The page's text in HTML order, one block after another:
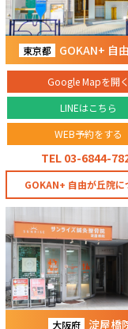
東京都 GOKAN+ 自
Google Mapを開く
LINEはこちら
WEB予約をする
TEL 03-6844-
GOKAN+ 自由が丘院に
大阪府 淀屋橋